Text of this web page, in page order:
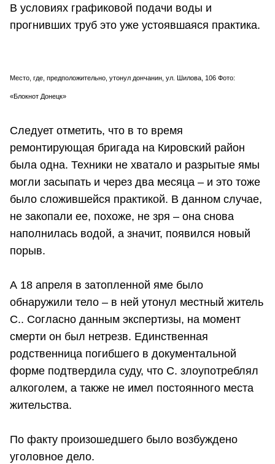
В условиях графиковой подачи воды и
прогнивших труб это уже устоявшаяся практика.
Место, где, предположительно, утонул дончанин, ул. Шилова, 106 Фото:
«Блокнот Донецк»
Следует отметить, что в то время
ремонтирующая бригада на Кировский район
была одна. Техники не хватало и разрытые ямы
могли засыпать и через два месяца – и это тоже
было сложившейся практикой. В данном случае,
не закопали ее, похоже, не зря – она снова
наполнилась водой, а значит, появился новый
порыв.
А 18 апреля в затопленной яме было
обнаружили тело – в ней утонул местный житель
С.. Согласно данным экспертизы, на момент
смерти он был нетрезв. Единственная
родственница погибшего в документальной
форме подтвердила суду, что С. злоупотреблял
алкоголем, а также не имел постоянного места
жительства.
По факту произошедшего было возбуждено
уголовное дело.